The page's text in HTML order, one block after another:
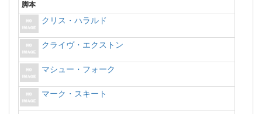
脚本
クリス・ハラルド
クライヴ・エクストン
マシュー・フォーク
マーク・スキート